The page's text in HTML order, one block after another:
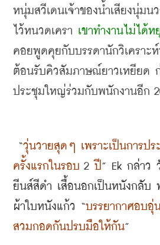
หนุ่มสวีเดนเจ้าของน้ำเสียงนุ่มน
ไว้หนวดเครา เขาทำงานไม่ได้
คอยพูดคุยกับบรรดานักวิเคราะห์
ต้อนรับคิวสัมภาษณ์ยาวเหยียด
ประชุมใหญ่ร่วมกับพนักงานอีก
“วุ่นวายสุดๆ เพราะเป็นการป
ครั้งแรกในรอบ 2 ปี ” Ek กล่าว
ยีนส์สีดำ เสื้อนอกเป็นหนังกลับ
ผ้าใบหนังแก้ว
“บรรยากาศอบ
สวมกอดกันปรบมือให้กัน”